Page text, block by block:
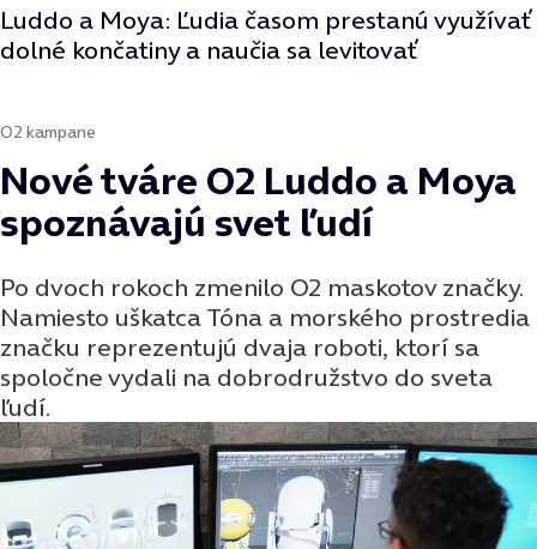
Luddo a Moya: Ľudia časom prestanú využívať
dolné končatiny a naučia sa levitovať
O2 kampane
Nové tváre O2 Luddo a Moya
spoznávajú svet ľudí
Po dvoch rokoch zmenilo O2 maskotov značky.
Namiesto uškatca Tóna a morského prostredia
značku reprezentujú dvaja roboti, ktorí sa
spoločne vydali na dobrodružstvo do sveta
ľudí.